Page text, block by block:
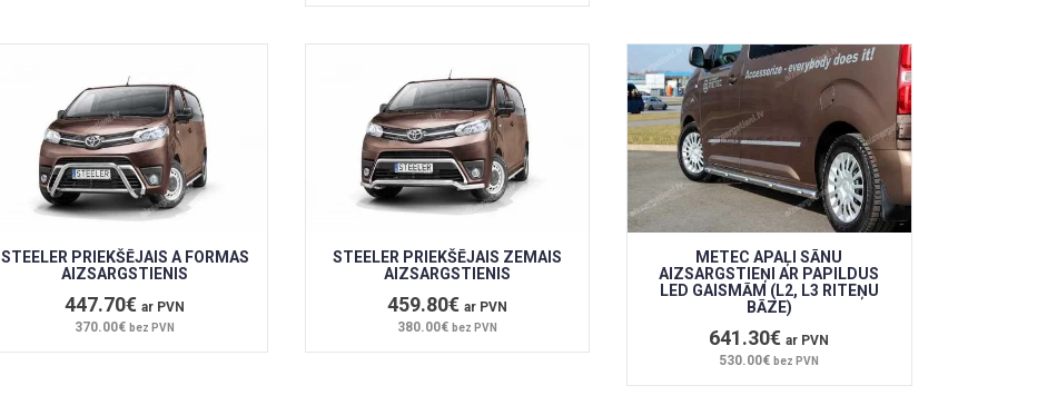
STEELER PRIEKŠĒJAIS A FORMAS
AIZSARGSTIENIS
447.70€ar PVN
370.00€bez PVN
STEELER PRIEKŠĒJAIS ZEMAIS
AIZSARGSTIENIS
459.80€ ar PVN
380.00€ bez PVN
METEC APAĻI SĀNU
AIZSARGSTIEŅI AR PAPILDUS
LED GAISMĀM (L2, L3 RITEŅU
BĀZE)
641.30€ar PVN
530.00€bez PVN